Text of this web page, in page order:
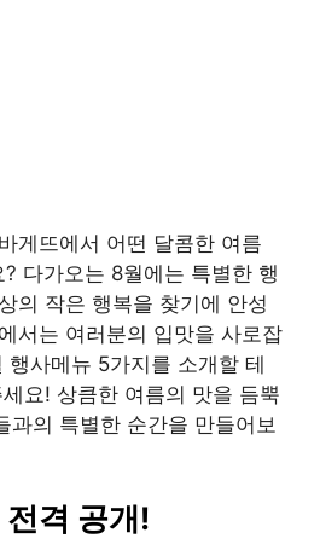
게뜨에서 어떤 달콤한 여름
다가오는 8월에는 특별한 행
의 작은 행복을 찾기에 안성
서는 여러분의 입맛을 사로잡
행사메뉴 5가지를 소개할 테
요! 상큼한 여름의 맛을 듬뿍
과의 특별한 순간을 만들어보
격 공개!